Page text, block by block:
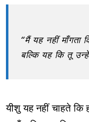
“मैं यह नहीं माँगता
बल्कि यह कि तू
यीशु यह नहीं चाहते कि